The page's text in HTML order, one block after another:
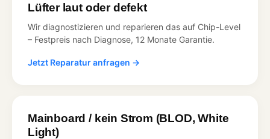
Lüfter laut oder defekt
Wir diagnostizieren und reparieren das auf Chip-Level
– Festpreis nach Diagnose, 12 Monate Garantie.
Jetzt Reparatur anfragen →
Mainboard / kein Strom (BLOD, White
Light)